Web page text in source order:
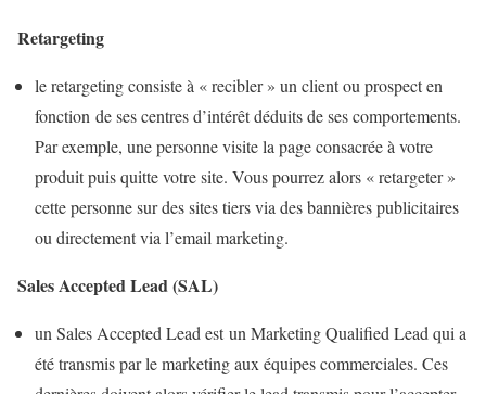
Retargeting
le retargeting consiste à « recibler » un client ou prospect en
fonction de ses centres d’intérêt déduits de ses comportements.
Par exemple, une personne visite la page consacrée à votre
produit puis quitte votre site. Vous pourrez alors « retargeter »
cette personne sur des sites tiers via des bannières publicitaires
ou directement via l’email marketing.
Sales Accepted Lead (SAL)
un Sales Accepted Lead est un Marketing Qualified Lead qui a
été transmis par le marketing aux équipes commerciales. Ces